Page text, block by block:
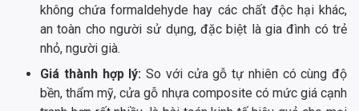
không chứa formaldehyde hay các chất độc hại khác,
an toàn cho người sử dụng, đặc biệt là gia đình có trẻ
nhỏ, người già.
Giá thành hợp lý: So với cửa gỗ tự nhiên có cùng độ
bền, thẩm mỹ, cửa gỗ nhựa composite có mức giá cạnh